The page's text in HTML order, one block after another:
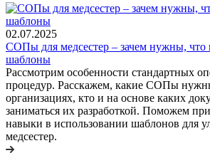
02.07.2025
СОПы для медсестер – зачем нужны, что
шаблоны
Рассмотрим особенности стандартных
процедур. Расскажем, какие СОПы
организациях, кто и на основе каких
заниматься их разработкой. Поможем
навыки в использовании шаблонов для
медсестер.